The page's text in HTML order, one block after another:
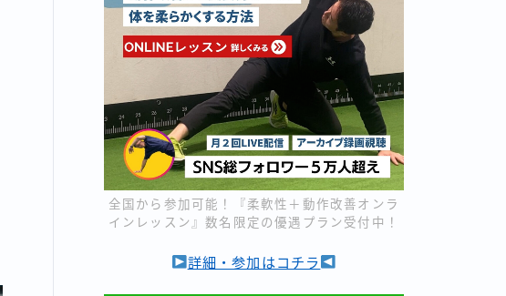
全国から参加可能！『柔軟性＋動作改善オンラ
インレッスン』数名限定の優遇プラン受付中！
詳細・参加はコチラ